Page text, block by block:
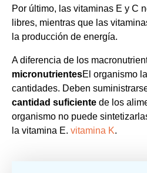
Por último, las vitaminas E y C
libres, mientras que las
la producción de energía.
A diferencia de los
micronutrientesEl organismo
cantidades. Deben
cantidad suficiente de los
organismo no puede
la vitamina E. vitamina K.